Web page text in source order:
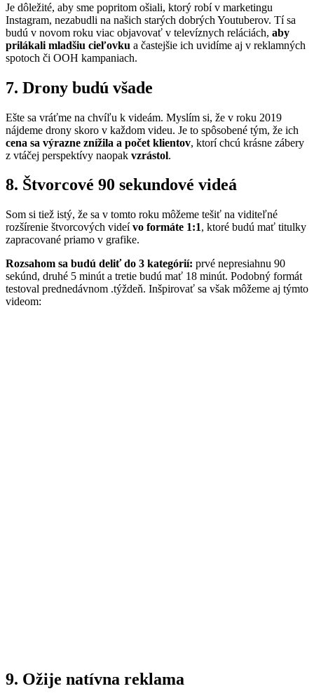
Je dôležité, aby sme popritom ošiali, ktorý robí v marketingu
Instagram, nezabudli na našich starých dobrých Youtuberov. Tí sa
budú v novom roku viac objavovať v televíznych reláciách, aby
prilákali mladšiu cieľovku a častejšie ich uvidíme aj v reklamných
spotoch či OOH kampaniach.
7. Drony budú všade
Ešte sa vráťme na chvíľu k videám. Myslím si, že v roku 2019
nájdeme drony skoro v každom videu. Je to spôsobené tým, že ich
cena sa výrazne znížila a počet klientov, ktorí chcú krásne zábery
z vtáčej perspektívy naopak vzrástol.
8. Štvorcové 90 sekundové videá
Som si tiež istý, že sa v tomto roku môžeme tešiť na viditeľné
rozšírenie štvorcových videívo formáte 1:1, ktoré budú mať titulky
zapracované priamo v grafike.
Rozsahom sa budú deliť do 3 kategórií: prvé nepresiahnu 90
sekúnd, druhé 5 minút a tretie budú mať 18 minút. Podobný formát
testoval prednedávnom .týždeň. Inšpirovať sa však môžeme aj týmto
videom:
9. Ožije natívna reklama